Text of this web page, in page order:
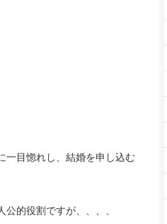
一目惚れし、結婚を申し込む
的役割ですが、、、、